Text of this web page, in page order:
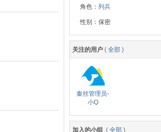
角色： 列兵
性别：保密
关注的用户 ( 全部 )
秦丝管理员-
小Q
加入的小组 ( 全部 )